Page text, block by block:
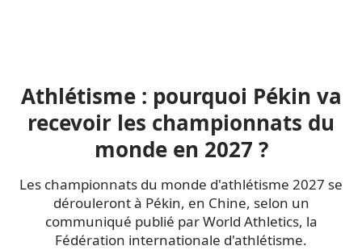
Athlétisme : pourquoi Pékin va
recevoir les championnats du
monde en 2027 ?
Les championnats du monde d'athlétisme 2027 se
dérouleront à Pékin, en Chine, selon un
communiqué publié par World Athletics, la
Fédération internationale d'athlétisme.